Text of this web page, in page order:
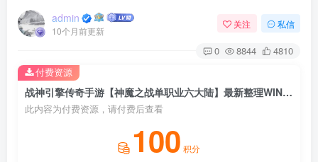
admin
10个月前更新
关注 私信
0 8844 4810
战神引擎传奇手游【神魔之战单职业六大陆】最新整理WIN系特色服务端+安卓+GM后台+详细搭建教程
此内容为付费资源，请付费后查看
100 积分
付费资源